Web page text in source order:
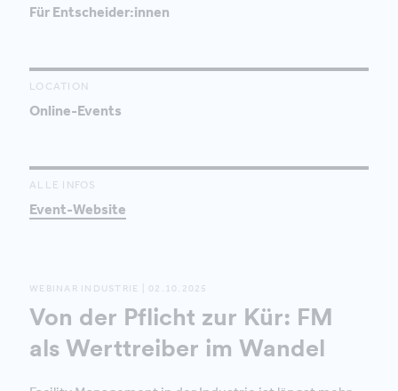
Für Entscheider:innen
LOCATION
Online-Events
ALLE INFOS
Event-Website
WEBINAR INDUSTRIE | 02.10.2025
Von der Pflicht zur Kür: FM
als Werttreiber im Wandel